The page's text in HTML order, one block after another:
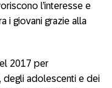
l’interesse e
i giovani grazie alla
2017 per
degli adolescenti e dei